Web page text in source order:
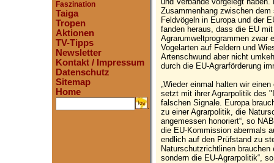
Faszination
Taiga
Tropen
Aktionen
TV-Tipps
Newsletter
Kontakt / Impressum
Datenschutz
Sitemap
Home
.
Zusammenhang zwischen
Feldvögeln in Europa und der
fanden heraus, dass die EU
Agrarumweltprogrammen zwar
Vogelarten auf Feldern und
Artenschwund aber nicht
durch die EU-Agrarförderung
„Wieder einmal halten wir
setzt mit ihrer Agrarpolitik des
falschen Signale. Europa
zu einer Agrarpolitik, die
angemessen honoriert“, so
die EU-Kommission abermals
endlich auf den Prüfstand zu
Naturschutzrichtlinen
sondern die EU-Agrarpolitik“,